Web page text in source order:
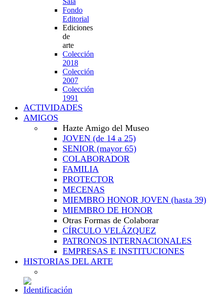
Fondo
Editorial
Ediciones
de
arte
Colección
2018
Colección
2007
Colección
1991
ACTIVIDADES
AMIGOS
Hazte Amigo del Museo
JOVEN (de 14 a 25)
SENIOR (mayor 65)
COLABORADOR
FAMILIA
PROTECTOR
MECENAS
MIEMBRO HONOR JOVEN (hasta 39)
MIEMBRO DE HONOR
Otras Formas de Colaborar
CÍRCULO VELÁZQUEZ
PATRONOS INTERNACIONALES
EMPRESAS E INSTITUCIONES
HISTORIAS DEL ARTE